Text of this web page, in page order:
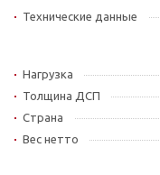
Технические данные
Нагрузка
Толщина ДСП
Страна
Вес нетто